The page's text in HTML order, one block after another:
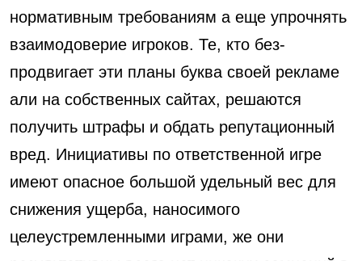
нормативным требованиям а еще упрочнять
взаимодоверие игроков. Те, кто без-
продвигает эти планы буква своей рекламе
али на собственных сайтах, решаются
получить штрафы и обдать репутационный
вред. Инициативы по ответственной игре
имеют опасное большой удельный вес для
снижения ущерба, наносимого
целеустремленными играми, же они